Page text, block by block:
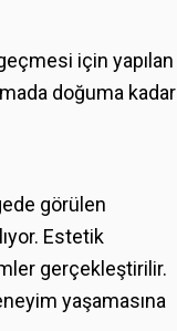
için yapılan
doğuma kadar
görülen
Estetik
gerçekleştirilir.
yaşamasına